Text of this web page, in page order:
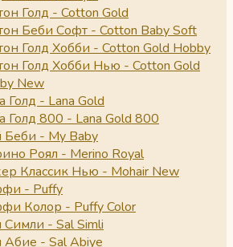
Голд - Cotton Gold
Беби Софт - Cotton Baby Soft
Голд Хобби - Cotton Gold Hobby
Голд Хобби Нью - Cotton Gold
New
Голд - Lana Gold
Голд 800 - Lana Gold 800
- My Baby
Роял - Merino Royal
Классик Нью - Mohair New
- Puffy
Колор - Puffy Color
- Sal Simli
- Sal Abiye